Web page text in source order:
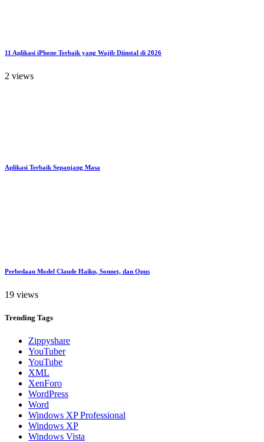
11 Aplikasi iPhone Terbaik yang Wajib Diinstal di 2026
2 views
Aplikasi Terbaik Sepanjang Masa
Perbedaan Model Claude Haiku, Sonnet, dan Opus
19 views
Trending Tags
Zippyshare
YouTuber
YouTube
XML
XenForo
WordPress
Word
Windows XP Professional
Windows XP
Windows Vista